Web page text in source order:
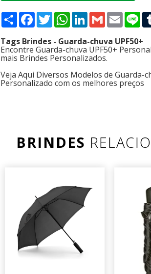
Compartilhar
Facebook
TwitterWhatsApp
LinkedIn
GmailEmail
Tags Brindes - Guarda-chuva UPF50+
Encontre Guarda-chuva UPF50+
mais Brindes Personalizados.
Veja Aqui Diversos Modelos de Guarda-
Personalizado com os melhores preços
BRINDES